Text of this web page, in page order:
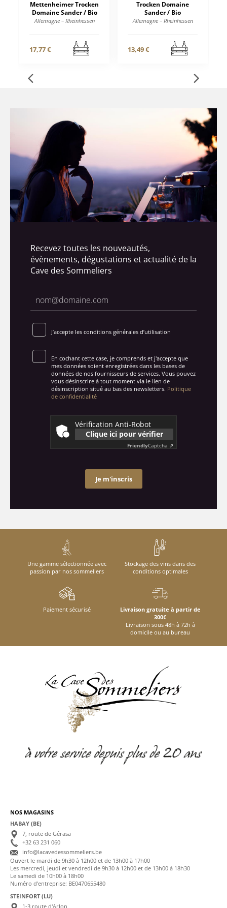
Mettenheimer Trocken
Domaine Sander / Bio
Allemagne – Rheinhessen
17,77 €
Trocken Domaine
Sander / Bio
Allemagne – Rheinhessen
13,49 €
Recevez toutes les nouveautés,
évènements, dégustations et actualité de la
Cave des Sommeliers
J’accepte les conditions générales d’utilisation
En cochant cette case, je comprends et j'accepte que
mes données soient enregistrées dans les bases de
données de nos fournisseurs de services. Vous pouvez
vous désinscrire à tout moment via le lien de
désinscription situé au bas des newsletters. Politique
de confidentialité
Vérification Anti-Robot
Clique ici pour vérifier
FriendlyCaptcha ⇗
Je m'inscris
Une gamme sélectionnée avec
passion par nos sommeliers
Stockage des vins dans des
conditions optimales
Paiement sécurisé
Livraison gratuite à partir de
300€
Livraison sous 48h à 72h à
domicile ou au bureau
NOS MAGASINS
HABAY (BE)
7, route de Gérasa
+32 63 231 060
info@lacavedessommeliers.be
Ouvert le mardi de 9h30 à 12h00 et de 13h00 à 17h00
Les mercredi, jeudi et vendredi de 9h30 à 12h00 et de 13h00 à 18h30
Le samedi de 10h00 à 18h00
Numéro d'entreprise: BE0470655480
STEINFORT (LU)
1-3 route d'Arlon